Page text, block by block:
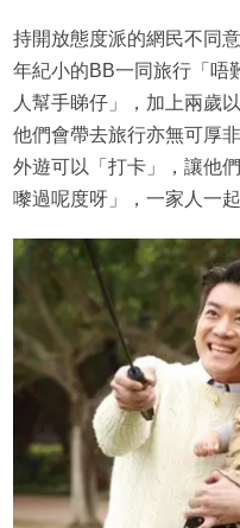
持開放態度派的網民不同
年紀小的BB一同旅行「唔
人幫手睇仔」，加上兩歲
他們會帶去旅行亦無可厚
外遊可以「打卡」，讓他
嚟過呢度呀」，一家人一